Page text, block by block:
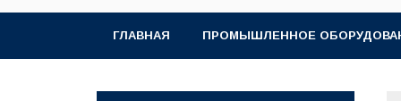
ГЛАВНАЯ ПРОМЫШЛЕННОЕ